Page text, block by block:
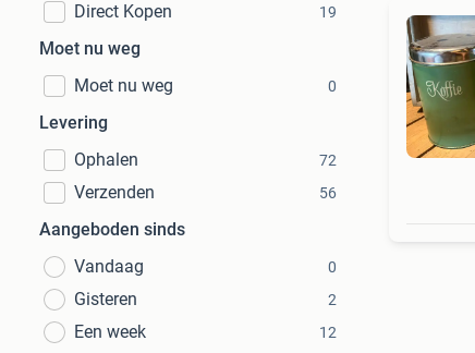
Direct Kopen
19
Moet nu weg
Moet nu weg
0
Levering
Ophalen
72
Verzenden 56
Aangeboden sinds
Vandaag
0
Gisteren 2
Een week 12